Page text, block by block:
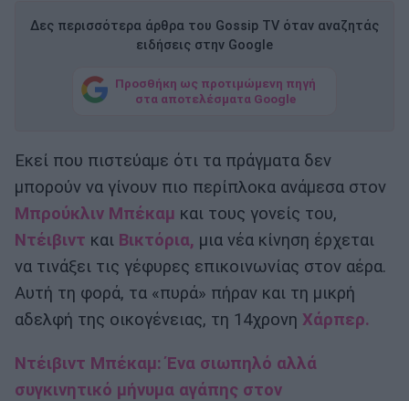
Δες περισσότερα άρθρα του Gossip TV όταν αναζητάς
ειδήσεις στην Google
Προσθήκη ως προτιμώμενη πηγή
στα αποτελέσματα Google
Εκεί που πιστεύαμε ότι τα πράγματα δεν
μπορούν να γίνουν πιο περίπλοκα ανάμεσα στον
Μπρούκλιν Μπέκαμ και τους γονείς του,
Ντέιβιντ και Βικτόρια, μια νέα κίνηση έρχεται
να τινάξει τις γέφυρες επικοινωνίας στον αέρα.
Αυτή τη φορά, τα «πυρά» πήραν και τη μικρή
αδελφή της οικογένειας, τη 14χρονη Χάρπερ.
Ντέιβιντ Μπέκαμ: Ένα σιωπηλό αλλά
συγκινητικό μήνυμα αγάπης στον